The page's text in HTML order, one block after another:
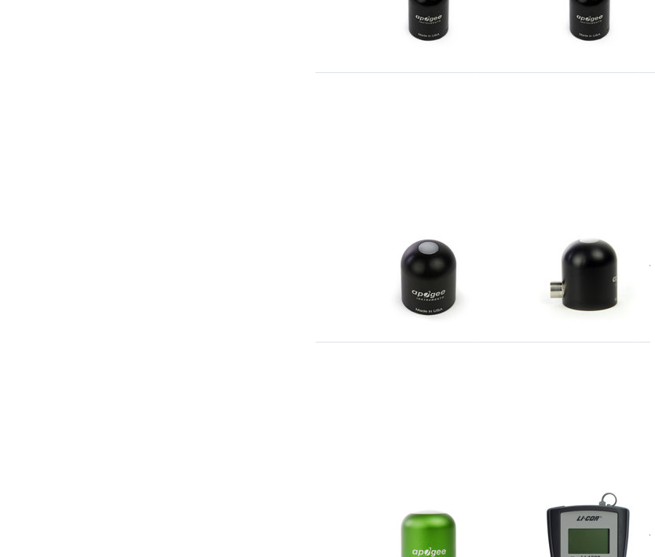
quantum sensor, self
powered, 0-800mV (sun cal.)
quantum (PAR) sensor,
Quantum sensor, 4-20 mA,
SQ-422-SS
quantum sensor, ModBus
uitgang, 5m kabel
SE-215-SS LI-1500